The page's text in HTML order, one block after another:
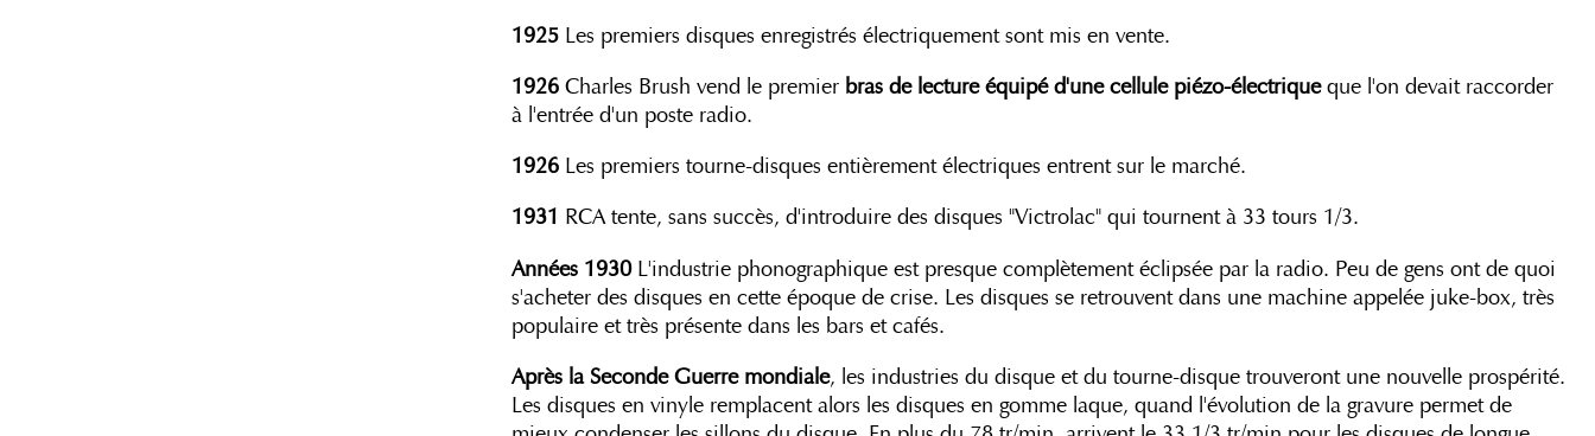
1925 Les premiers disques enregistrés électriquement sont mis en vente.
1926 Charles Brush vend le premier bras de lecture équipé d'une cellule piézo-électriqueque l'on devait raccorder
à l'entrée d'un poste radio.
1926 Les premiers tourne-disques entièrement électriques entrent sur le marché.
1931 RCA tente, sans succès, d'introduire des disques "Victrolac" qui tournent à 33 tours 1/3.
Années 1930L'industrie phonographique est presque complètement éclipsée par la radio. Peu de gens ont de quoi
s'acheter des disques en cette époque de crise. Les disques se retrouvent dans une machine appelée juke-box, très
populaire et très présente dans les bars et cafés.
Après la Seconde Guerre mondiale, les industries du disque et du tourne-disque trouveront une nouvelle prospérité.
Les disques en vinyle remplacent alors les disques en gomme laque, quand l'évolution de la gravure permet de